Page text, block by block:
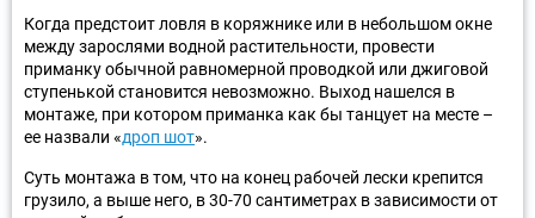
Когда предстоит ловля в коряжнике или в небольшом окне
между зарослями водной растительности, провести
приманку обычной равномерной проводкой или джиговой
ступенькой становится невозможно. Выход нашелся в
монтаже, при котором приманка как бы танцует на месте –
ее назвали «дроп шот».
Суть монтажа в том, что на конец рабочей лески крепится
грузило, а выше него, в 30-70 сантиметрах в зависимости от